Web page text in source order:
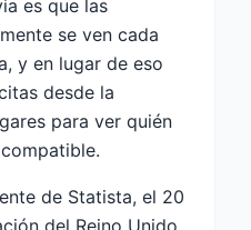
es que las
se ven cada
y en lugar de eso
desde la
para ver quién
de Statista, el 20
del Reino Unido